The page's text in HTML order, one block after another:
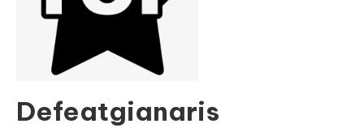
Defeatgianaris